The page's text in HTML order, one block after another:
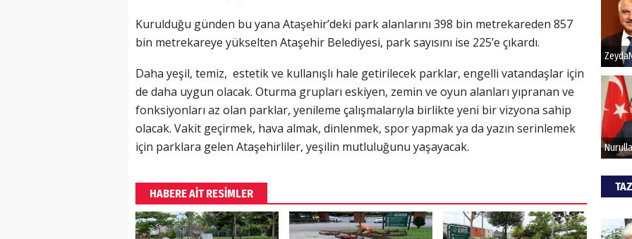
Kurulduğu günden bu yana Ataşehir’deki park alanlarını 398 bin metrekareden 857
bin metrekareye yükselten Ataşehir Belediyesi, park sayısını ise 225’e çıkardı.
Daha yeşil, temiz, estetik ve kullanışlı hale getirilecek parklar, engelli vatandaşlar için
de daha uygun olacak. Oturma grupları eskiyen, zemin ve oyun alanları yıpranan ve
fonksiyonları az olan parklar, yenileme çalışmalarıyla birlikte yeni bir vizyona sahip
olacak. Vakit geçirmek, hava almak, dinlenmek, spor yapmak ya da yazın serinlemek
için parklara gelen Ataşehirliler, yeşilin mutluluğunu yaşayacak.
HABERE AİT RESİMLER
Bu